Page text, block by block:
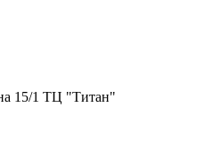
15/1 ТЦ "Титан"